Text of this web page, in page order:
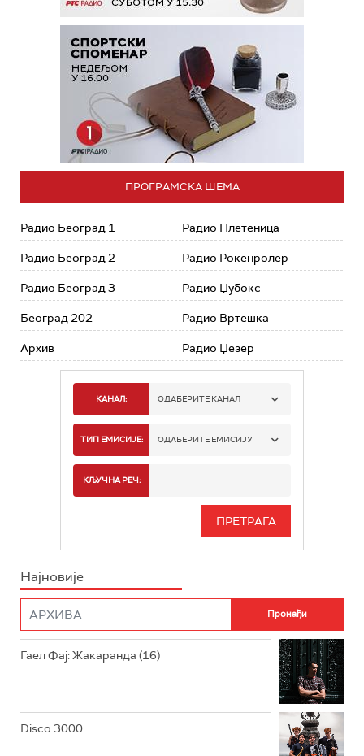
ПРОГРАМСКА ШЕМА
Радио Београд 1
Радио Београд 2
Радио Београд 3
Београд 202
Архив
Радио Плетеница
Радио Рокенролер
Радио Џубокс
Радио Вртешка
Радио Џезер
КАНАЛ: ОДАБЕРИТЕ КАНАЛ
РАДИО БЕОГРАД 1
РАДИО БЕОГРАД 3
РАДИО РОКЕНРОЛЕР
РАДИО ЏЕЗЕР
ТИП ЕМИСИЈЕ: ОДАБЕРИТЕ ЕМИСИЈУ
ИНФО
КЉУЧНА РЕЧ:
Најновије
Гаел Фај: Жакаранда (16)
Disco 3000